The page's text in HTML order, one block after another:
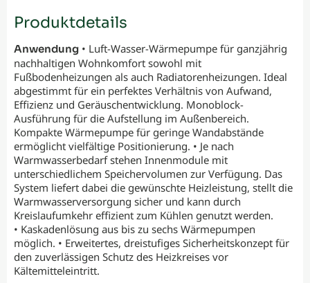
Produktdetails
Anwendung • Luft-Wasser-Wärmepumpe für ganzjährig
nachhaltigen Wohnkomfort sowohl mit
Fußbodenheizungen als auch Radiatorenheizungen. Ideal
abgestimmt für ein perfektes Verhältnis von Aufwand,
Effizienz und Geräuschentwicklung. Monoblock-
Ausführung für die Aufstellung im Außenbereich.
Kompakte Wärmepumpe für geringe Wandabstände
ermöglicht vielfältige Positionierung. • Je nach
Warmwasserbedarf stehen Innenmodule mit
unterschiedlichem Speichervolumen zur Verfügung. Das
System liefert dabei die gewünschte Heizleistung, stellt die
Warmwasserversorgung sicher und kann durch
Kreislaufumkehr effizient zum Kühlen genutzt werden.
• Kaskadenlösung aus bis zu sechs Wärmepumpen
möglich. • Erweitertes, dreistufiges Sicherheitskonzept für
den zuverlässigen Schutz des Heizkreises vor
Kältemitteleintritt.